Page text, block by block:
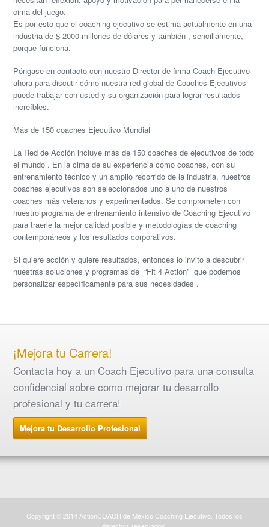
cima del juego.
Es por esto que el coaching ejecutivo se estima actualmente en una
industria de $ 2000 millones de dólares y también , sencillamente,
porque funciona.
Póngase en contacto con nuestro Director de firma Coach Ejecutivo
ahora para discutir cómo nuestra red global de Coaches Ejecutivos
puede trabajar con usted y su organización para lograr resultados
increíbles.
Más de 150 coaches Ejecutivo Mundial
La Red de Acción incluye más de 150 coaches de ejecutivos de todo
el mundo . En la cima de su experiencia como coaches, con su
entrenamiento técnico y un amplio recorrido de la industria, nuestros
coaches ejecutivos son seleccionados uno a uno de nuestros
coaches más veteranos y experimentados. Se comprometen con
nuestro programa de entrenamiento intensivo de Coaching Ejecutivo
para traerle la mejor calidad posible y metodologías de coaching
contemporáneos y los resultados corporativos.
Si quiere acción y quiere resultados, entonces lo invito a descubrir
nuestras soluciones y programas de “Fit 4 Action” que podemos
personalizar específicamente para sus necesidades .
¡Mejora tu Carrera!
Contacta hoy a un Coach Ejecutivo para una consulta
confidencial sobre como mejorar tu desarrollo
profesional y tu carrera!
Mejora tu Desarrollo Profesional
Copyright © 2014 ActionCOACH de México Coaching Ejecutivo. Todos los